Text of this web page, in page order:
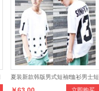
夏装新款韩版男式短袖t恤衫男士短